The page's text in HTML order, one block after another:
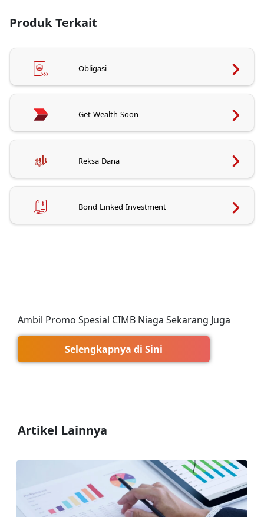
Produk Terkait
Obligasi
Get Wealth Soon
Reksa Dana
Bond Linked Investment
Ambil Promo Spesial CIMB Niaga Sekarang Juga
Selengkapnya di Sini
Artikel Lainnya